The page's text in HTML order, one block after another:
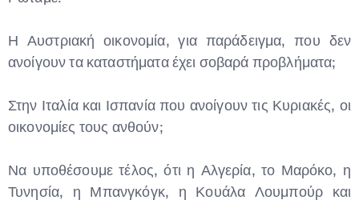
Η Αυστριακή οικονομία, για παράδειγμα, που δεν
ανοίγουν τα καταστήματα έχει σοβαρά προβλήματα;
Στην Ιταλία και Ισπανία που ανοίγουν τις Κυριακές, οι
οικονομίες τους ανθούν;
Να υποθέσουμε τέλος, ότι η Αλγερία, το Μαρόκο, η
Τυνησία, η Μπανγκόγκ, η Κουάλα Λουμπούρ και